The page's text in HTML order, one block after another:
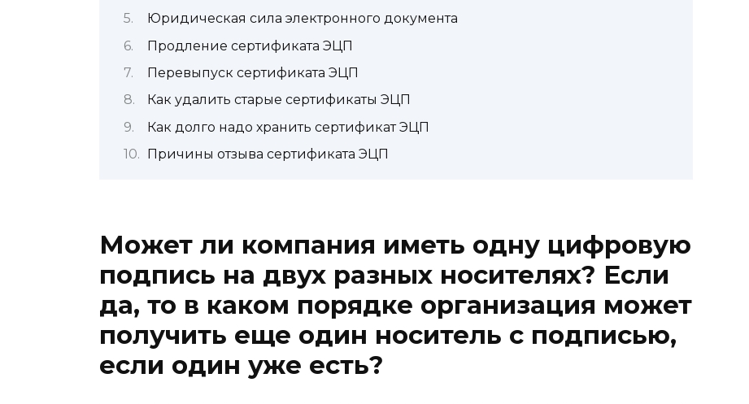
Юридическая сила электронного документа
Продление сертификата ЭЦП
Перевыпуск сертификата ЭЦП
Как удалить старые сертификаты ЭЦП
Как долго надо хранить сертификат ЭЦП
Причины отзыва сертификата ЭЦП
Может ли компания иметь одну цифровую
подпись на двух разных носителях? Если
да, то в каком порядке организация может
получить еще один носитель с подписью,
если один уже есть?